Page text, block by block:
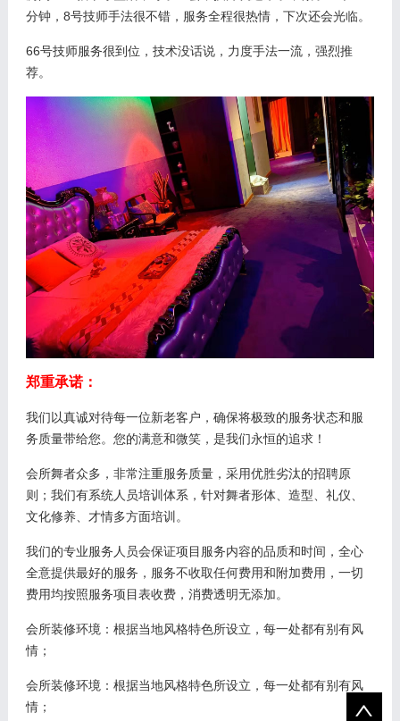
分钟，8号技师手法很不错，服务全程很热情，下次还会光临。
66号技师服务很到位，技术没话说，力度手法一流，强烈推
荐。
郑重承诺：
我们以真诚对待每一位新老客户，确保将极致的服务状态和服
务质量带给您。您的满意和微笑，是我们永恒的追求！
会所舞者众多，非常注重服务质量，采用优胜劣汰的招聘原
则；我们有系统人员培训体系，针对舞者形体、造型、礼仪、
文化修养、才情多方面培训。
我们的专业服务人员会保证项目服务内容的品质和时间，全心
全意提供最好的服务，服务不收取任何费用和附加费用，一切
费用均按照服务项目表收费，消费透明无添加。
会所装修环境：根据当地风格特色所设立，每一处都有别有风
情；
会所装修环境：根据当地风格特色所设立，每一处都有别有风
情；